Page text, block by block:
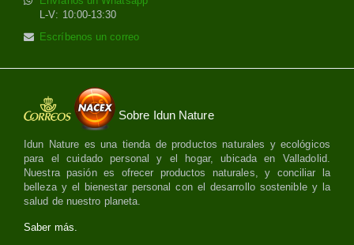
L-V: 10:00-13:30
Escríbenos un correo
Sobre Idun Nature
Idun Nature es una tienda de productos naturales y ecológicos
para el cuidado personal y el hogar, ubicada en Valladolid.
Nuestra pasión es ofrecer productos naturales, y conciliar la
belleza y el bienestar personal con el desarrollo sostenible y la
salud de nuestro planeta.
Saber más.